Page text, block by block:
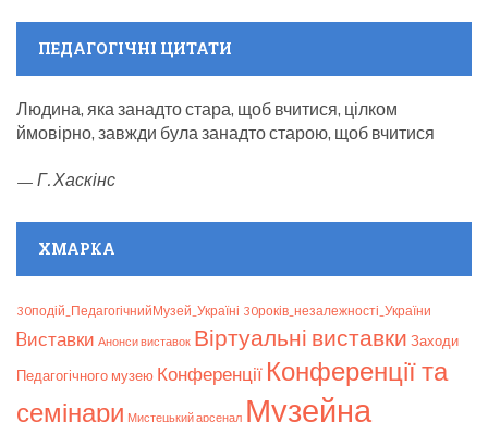
event)
events)
event)
ПЕДАГОГІЧНІ ЦИТАТИ
Людина, яка занадто стара, щоб вчитися, цілком
ймовірно, завжди була занадто старою, щоб вчитися
—Г. Хаскінс
ХМАРКА
30подій_ПедагогічнийМузей_Україні 30років_незалежності_України
Bиставки Анонси виставок Віртуальні виставки Заходи
Педагогічного музею Конференції Конференції та
семінари Мистецький арсенал Музейна